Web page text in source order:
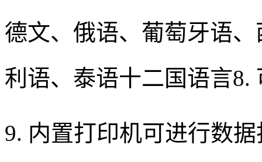
德文、俄语、葡萄牙语
利语、泰语十二国语言8.
9. 内置打印机可进行数